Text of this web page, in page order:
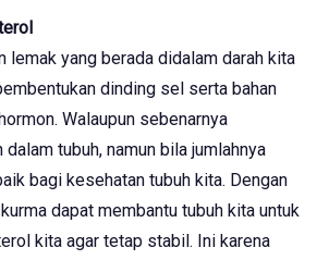
lemak yang berada didalam darah kita
dinding sel serta bahan
Walaupun sebenarnya
tubuh, namun bila jumlahnya
bagi kesehatan tubuh kita. Dengan
dapat membantu tubuh kita untuk
kita agar tetap stabil. Ini karena